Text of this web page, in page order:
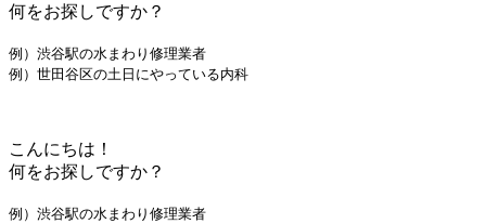
何をお探しですか？
例）渋谷駅の水まわり修理業者
例）世田谷区の土日にやっている内科
こんにちは！
何をお探しですか？
例）渋谷駅の水まわり修理業者